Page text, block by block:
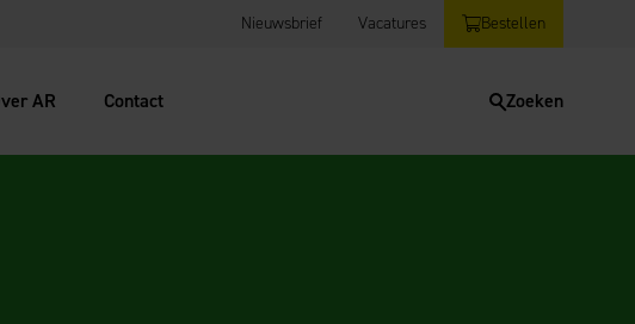
Nieuwsbrief Vacatures Bestellen
AR Contact Zoeken